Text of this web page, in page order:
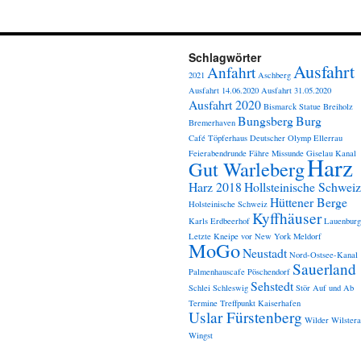
Schlagwörter
2021 Anfahrt Aschberg Ausfahrt
Ausfahrt 14.06.2020 Ausfahrt 31.05.2020
Ausfahrt 2020 Bismarck Statue Breiholz
Bremerhaven BungsbergBurg
Café Töpferhaus Deutscher Olymp Ellerrau
Feierabendrunde Fähre Missunde Giselau Kanal
Gut WarlebergHarz
Harz 2018Hollsteinische Schweiz
Holsteinische Schweiz Hüttener Berge
Karls Erdbeerhof Kyffhäuser Lauenburg
Letzte Kneipe vor New York Meldorf
MoGoNeustadt Nord-Ostsee-Kanal
Palmenhauscafe Pöschendorf Sauerland
Schlei Schleswig Sehstedt Stör Auf und Ab
Termine Treffpunkt Kaiserhafen
Uslar Fürstenberg Wilder
Wingst